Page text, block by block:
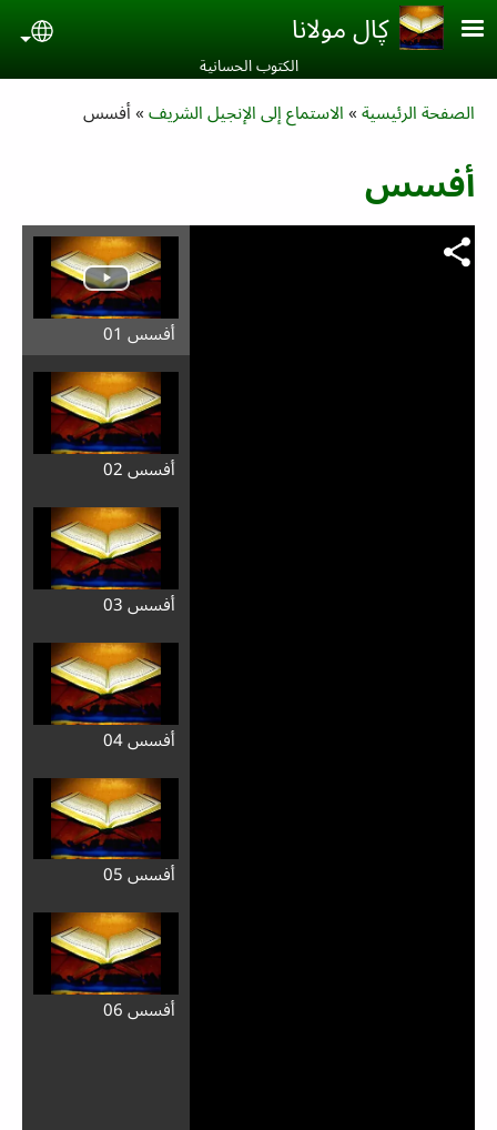
Skip to main content
ڮال مولانا
الكتوب الحسانية‎
Breadcrumb
الصفحة الرئيسية الاستماع إلى الإنجيل الشريف أفسس
أفسس
أفسس 01
أفسس 02
أفسس 03
أفسس 04
أفسس 05
أفسس 06